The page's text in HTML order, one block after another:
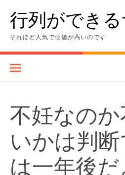
content行列ができ
それほど人気で価値が高いのです
不妊なの
いかは判
は一年後